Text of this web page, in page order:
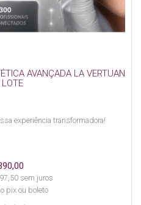
AVANÇADA LA VERTUAN
experiência transformadora!
sem juros
pix ou boleto